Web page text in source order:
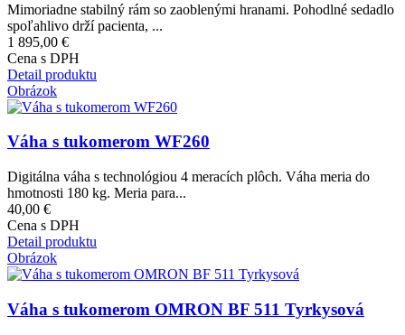
Mimoriadne stabilný rám so zaoblenými hranami. Pohodlné sedadlo
spoľahlivo drží pacienta, ...
1 895,00 €
Cena s DPH
Detail produktu
Obrázok
Váha s tukomerom WF260
Digitálna váha s technológiou 4 meracích plôch. Váha meria do
hmotnosti 180 kg. Meria para...
40,00 €
Cena s DPH
Detail produktu
Obrázok
Váha s tukomerom OMRON BF 511 Tyrkysová